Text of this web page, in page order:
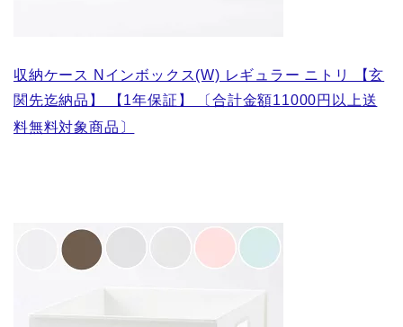
収納ケース Nインボックス(W) レギュラー ニトリ 【玄
関先迄納品】 【1年保証】 〔合計金額11000円以上送
料無料対象商品〕